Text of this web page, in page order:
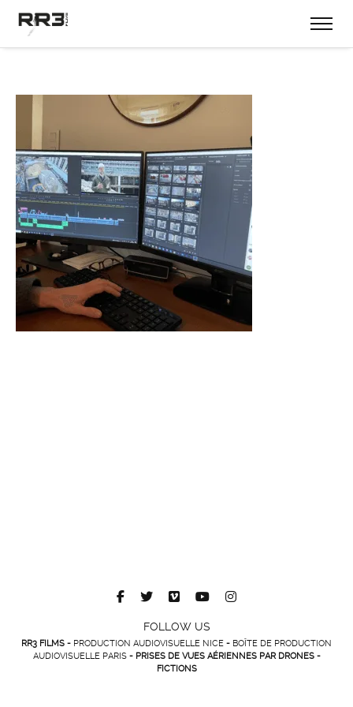
FOLLOW US
RR3 FILMS - PRODUCTION AUDIOVISUELLE NICE - BOÎTE DE PRODUCTION
AUDIOVISUELLE PARIS- PRISES DE VUES AÉRIENNES PAR DRONES -
FICTIONS